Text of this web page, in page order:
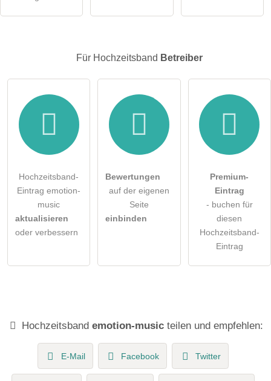
Klicken Sie hier um eineindividuelle Fragean den
Für Hochzeitsband Betreiber
Hochzeitsband-
Eintrag emotion-
music
aktualisieren
oder verbessern
Bewertungen
auf der eigenen
Seite
einbinden
Premium-
Eintrag
- buchen für
diesen
Hochzeitsband-
Eintrag
Hochzeitsbandemotion-music teilen und empfehlen:
E-Mail Facebook Twitter